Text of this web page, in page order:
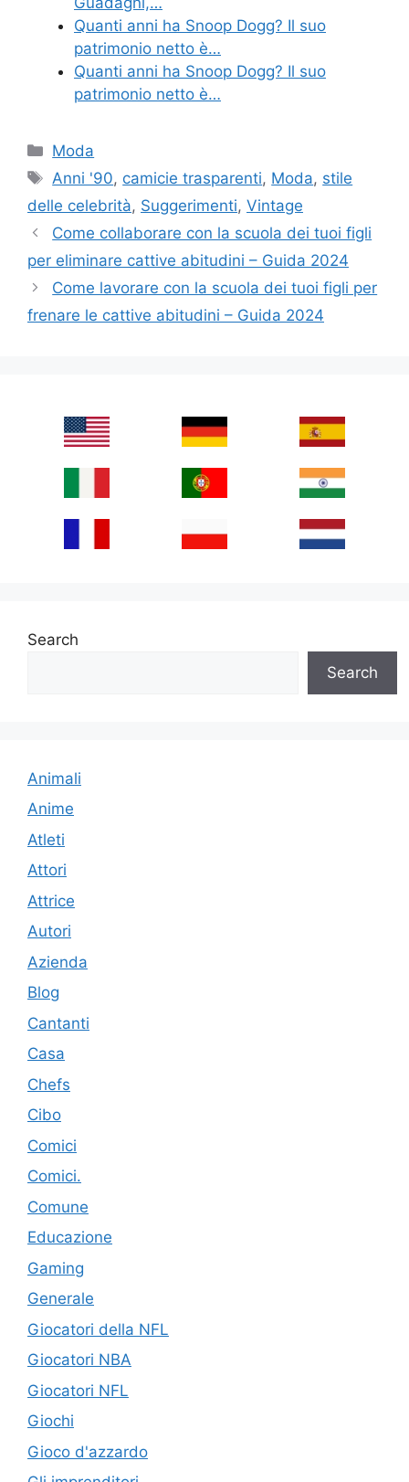
Quanti anni ha Snoop Dogg? Il suo
patrimonio netto è…
Quanti anni ha Snoop Dogg? Il suo
patrimonio netto è…
Categories
Moda
Tags
Anni '90, camicie trasparenti, Moda, stile
delle celebrità, Suggerimenti, Vintage
Come collaborare con la scuola dei tuoi figli
per eliminare cattive abitudini – Guida 2024
Come lavorare con la scuola dei tuoi figli per
frenare le cattive abitudini – Guida 2024
Search
Search
Animali
Anime
Atleti
Attori
Attrice
Autori
Azienda
Blog
Cantanti
Casa
Chefs
Cibo
Comici
Comici.
Comune
Educazione
Gaming
Generale
Giocatori della NFL
Giocatori NBA
Giocatori NFL
Giochi
Gioco d'azzardo